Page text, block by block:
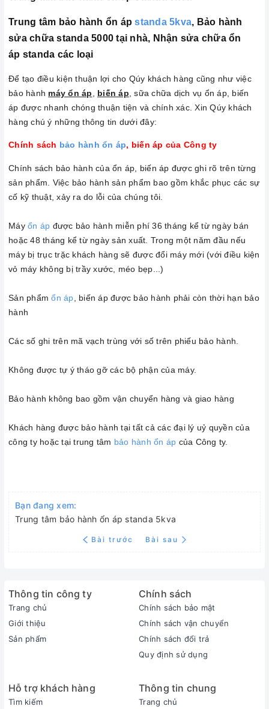
Trung tâm bảo hành ổn ápstanda 5kva, Bảo hành
sửa chữa standa 5000 tại nhà, Nhận sửa chữa ổn
áp standa các loại
Để tạo điều kiện thuận lợi cho Qúy khách hàng cũng như việc
bảo hành máy ổn áp biến áp , sữa chữa dịch vụ ổn áp, biến
áp được nhanh chóng thuận tiện và chính xác. Xin Qúy khách
hàng chú ý những thông tin dưới đây:
Chính sách bảo hành ổn áp, biến áp của Công ty
Chính sách bảo hành của ổn áp, biến áp được ghi rõ trên từng
sản phẩm. Việc bảo hành sản phẩm bao gồm khắc phục các sự
cố kỹ thuật, xảy ra do lỗi của chúng tôi.
Máy ổn áp được bảo hành miễn phí 36 tháng kể từ ngày bán
hoặc 48 tháng kể từ ngày sản xuất. Trong một năm đầu nếu
máy bị trục trặc khách hàng sẽ được đổi máy mới (với điều kiện
vỏ máy không bị trầy xước, méo bẹp...)
Sản phẩmổn áp , biến áp được bảo hành phải còn thời hạn bảo
hành
Các số ghi trên mã vạch trùng với số trên phiếu bảo hành.
Không được tự ý tháo gỡ các bộ phận của máy.
Bảo hành không bao gồm vận chuyển hàng và giao hàng
Khách hàng được bảo hành tại tất cả các đại lý uỷ quyền của
công ty hoặc tại trung tâm bảo hành ổn áp của Công ty.
Bạn đang xem:
Trung tâm bảo hành ổn áp standa 5kva
Bài trước Bài sau
Thông tin công ty
Trang chủ
Giới thiệu
Sản phẩm
Chính sách
Chính sách bảo mật
Chính sách vận chuyển
Chính sách đổi trả
Quy định sử dụng
Hỗ trợ khách hàng
Tìm kiếm
Thông tin chung
Trang chủ